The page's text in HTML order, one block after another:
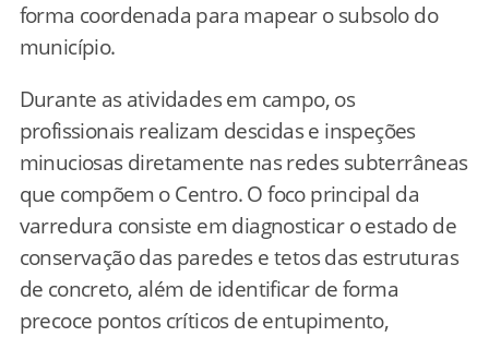
forma coordenada para mapear o subsolo do
município.
Durante as atividades em campo, os
profissionais realizam descidas e inspeções
minuciosas diretamente nas redes subterrâneas
que compõem o Centro. O foco principal da
varredura consiste em diagnosticar o estado de
conservação das paredes e tetos das estruturas
de concreto, além de identificar de forma
precoce pontos críticos de entupimento,